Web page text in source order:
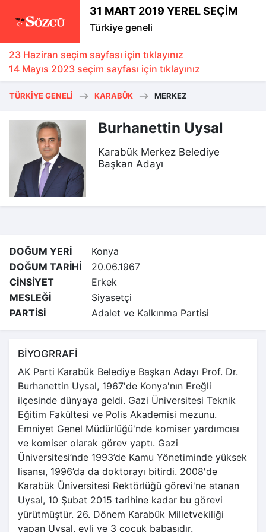
31 MART 2019 YEREL SEÇİM
Türkiye geneli
23 Haziran seçim sayfası için tıklayınız
14 Mayıs 2023 seçim sayfası için tıklayınız
TÜRKIYE GENELI KARABÜK MERKEZ
Burhanettin Uysal
Karabük Merkez Belediye
Başkan Adayı
DOĞUM YERİ
Konya
DOĞUM TARİHİ
20.06.1967
CİNSİYET
Erkek
MESLEĞİ
Siyasetçi
PARTİSİ
Adalet ve Kalkınma Partisi
BİYOGRRAFİ
AK Parti Karabük Belediye Başkan Adayı Prof. Dr.
Burhanettin Uysal, 1967'de Konya'nın Ereğli
ilçesinde dünyaya geldi. Gazi Üniversitesi Teknik
Eğitim Fakültesi ve Polis Akademisi mezunu.
Emniyet Genel Müdürlüğü'nde komiser yardımcısı
ve komiser olarak görev yaptı. Gazi
Üniversitesi’nde 1993’de Kamu Yönetiminde yüksek
lisansı, 1996’da da doktorayı bitirdi. 2008'de
Karabük Üniversitesi Rektörlüğü görevi'ne atanan
Uysal, 10 Şubat 2015 tarihine kadar bu görevi
yürütmüştür. 26. Dönem Karabük Milletvekiliği
yapan Uysal, evli ve 3 çocuk babasıdır.